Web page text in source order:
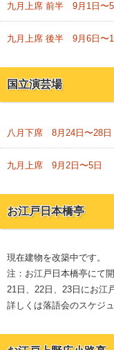
九月上席 前半 9月1日〜5
九月上席 後半 9月6日〜
国立演芸場
八月下席 8月24日〜28日
九月上席 9月2日〜5日
お江戸日本橋亭
現在建物を改築中です。
注：お江戸日本橋亭にて
21日、22日、23日にお江
詳しくは落語会のスケジ